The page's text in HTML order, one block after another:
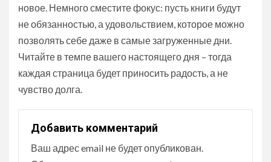
новое. Немного сместите фокус: пусть книги будут
не обязанностью, а удовольствием, которое можно
позволять себе даже в самые загруженные дни.
Читайте в темпе вашего настоящего дня – тогда
каждая страница будет приносить радость, а не
чувство долга.
Добавить комментарий
Ваш адрес email не будет опубликован.